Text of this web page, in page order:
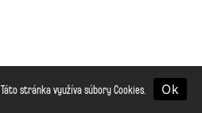
Táto stránka využíva súbory Cookies. Ok